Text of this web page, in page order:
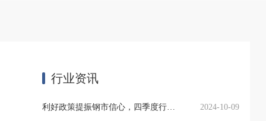
行业资讯
利好政策提振钢市信心，四季度行业需求或小幅上升 2024-10-09